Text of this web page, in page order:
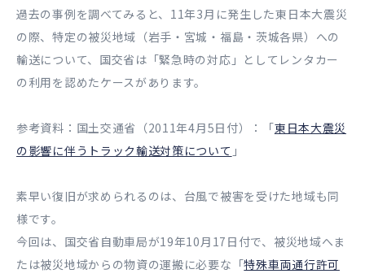
過去の事例を調べてみると、11年3月に発生した東日本大震災
の際、特定の被災地域（岩手・宮城・福島・茨城各県）への
輸送について、国交省は「緊急時の対応」としてレンタカー
の利用を認めたケースがあります。
参考資料：国土交通省（2011年4月5日付）：「東日本大震災
の影響に伴うトラック輸送対策について 」
素早い復旧が求められるのは、台風で被害を受けた地域も同
様です。
今回は、国交省自動車局が19年10月17日付で、被災地域へま
たは被災地域からの物資の運搬に必要な「特殊車両通行許可